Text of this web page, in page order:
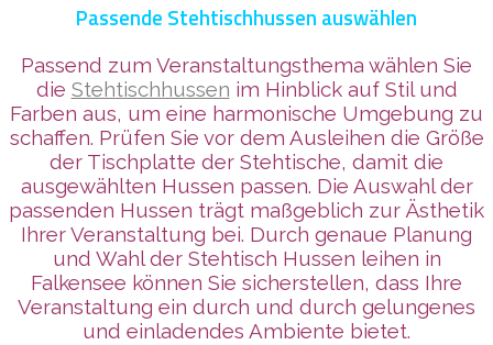
Passende Stehtischhussen auswählen
Passend zum Veranstaltungsthema wählen Sie
die Stehtischhussen im Hinblick auf Stil und
Farben aus, um eine harmonische Umgebung zu
schaffen. Prüfen Sie vor dem Ausleihen die Größe
der Tischplatte der Stehtische, damit die
ausgewählten Hussen passen. Die Auswahl der
passenden Hussen trägt maßgeblich zur Ästhetik
Ihrer Veranstaltung bei. Durch genaue Planung
und Wahl der Stehtisch Hussen leihen in
Falkensee können Sie sicherstellen, dass Ihre
Veranstaltung ein durch und durch gelungenes
und einladendes Ambiente bietet.